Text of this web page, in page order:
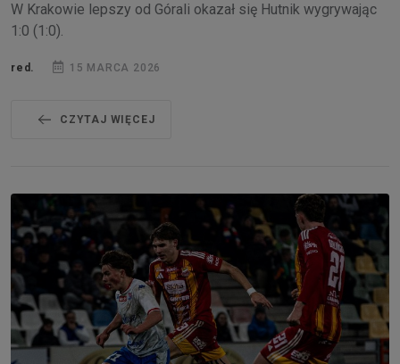
W Krakowie lepszy od Górali okazał się Hutnik wygrywając
1:0 (1:0).
red. 15 MARCA 2026
CZYTAJ WIĘCEJ